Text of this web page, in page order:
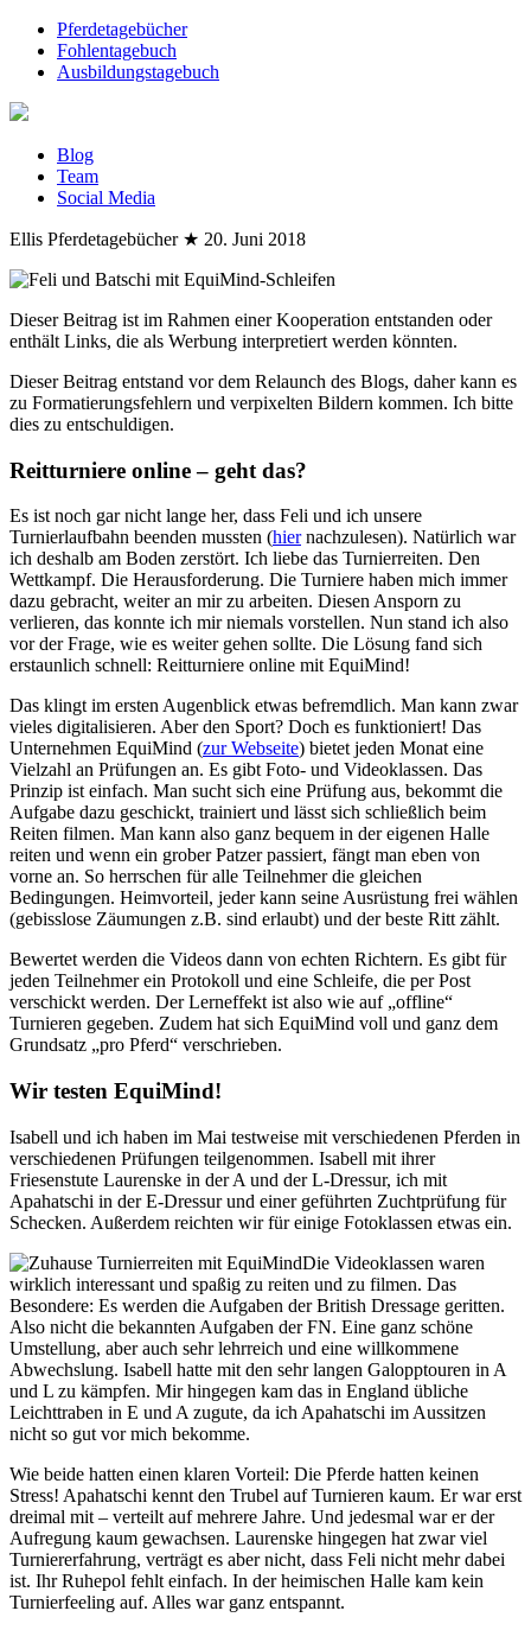
Pferdetagebücher
Fohlentagebuch
Ausbildungstagebuch
Blog
Team
Social Media
Ellis Pferdetagebücher ★ 20. Juni 2018
Dieser Beitrag ist im Rahmen einer Kooperation entstanden oder
enthält Links, die als Werbung interpretiert werden könnten.
Dieser Beitrag entstand vor dem Relaunch des Blogs, daher kann es
zu Formatierungsfehlern und verpixelten Bildern kommen. Ich bitte
dies zu entschuldigen.
Reitturniere online – geht das?
Es ist noch gar nicht lange her, dass Feli und ich unsere
Turnierlaufbahn beenden mussten (hiernachzulesen). Natürlich war
ich deshalb am Boden zerstört. Ich liebe das Turnierreiten. Den
Wettkampf. Die Herausforderung. Die Turniere haben mich immer
dazu gebracht, weiter an mir zu arbeiten. Diesen Ansporn zu
verlieren, das konnte ich mir niemals vorstellen. Nun stand ich also
vor der Frage, wie es weiter gehen sollte. Die Lösung fand sich
erstaunlich schnell: Reitturniere online mit EquiMind!
Das klingt im ersten Augenblick etwas befremdlich. Man kann zwar
vieles digitalisieren. Aber den Sport? Doch es funktioniert! Das
Unternehmen EquiMind (zur Webseite) bietet jeden Monat eine
Vielzahl an Prüfungen an. Es gibt Foto- und Videoklassen. Das
Prinzip ist einfach. Man sucht sich eine Prüfung aus, bekommt die
Aufgabe dazu geschickt, trainiert und lässt sich schließlich beim
Reiten filmen. Man kann also ganz bequem in der eigenen Halle
reiten und wenn ein grober Patzer passiert, fängt man eben von
vorne an. So herrschen für alle Teilnehmer die gleichen
Bedingungen. Heimvorteil, jeder kann seine Ausrüstung frei wählen
(gebisslose Zäumungen z.B. sind erlaubt) und der beste Ritt zählt.
Bewertet werden die Videos dann von echten Richtern. Es gibt für
jeden Teilnehmer ein Protokoll und eine Schleife, die per Post
verschickt werden. Der Lerneffekt ist also wie auf „offline“
Turnieren gegeben. Zudem hat sich EquiMind voll und ganz dem
Grundsatz „pro Pferd“ verschrieben.
Wir testen EquiMind!
Isabell und ich haben im Mai testweise mit verschiedenen Pferden in
verschiedenen Prüfungen teilgenommen. Isabell mit ihrer
Friesenstute Laurenske in der A und der L-Dressur, ich mit
Apahatschi in der E-Dressur und einer geführten Zuchtprüfung für
Schecken. Außerdem reichten wir für einige Fotoklassen etwas ein.
Die Videoklassen waren
wirklich interessant und spaßig zu reiten und zu filmen. Das
Besondere: Es werden die Aufgaben der British Dressage geritten.
Also nicht die bekannten Aufgaben der FN. Eine ganz schöne
Umstellung, aber auch sehr lehrreich und eine willkommene
Abwechslung. Isabell hatte mit den sehr langen Galopptouren in A
und L zu kämpfen. Mir hingegen kam das in England übliche
Leichttraben in E und A zugute, da ich Apahatschi im Aussitzen
nicht so gut vor mich bekomme.
Wie beide hatten einen klaren Vorteil: Die Pferde hatten keinen
Stress! Apahatschi kennt den Trubel auf Turnieren kaum. Er war erst
dreimal mit – verteilt auf mehrere Jahre. Und jedesmal war er der
Aufregung kaum gewachsen. Laurenske hingegen hat zwar viel
Turniererfahrung, verträgt es aber nicht, dass Feli nicht mehr dabei
ist. Ihr Ruhepol fehlt einfach. In der heimischen Halle kam kein
Turnierfeeling auf. Alles war ganz entspannt.